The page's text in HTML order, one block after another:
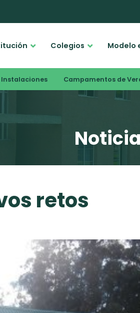
Colegios Modelo
Instalaciones Campamentos de
retos